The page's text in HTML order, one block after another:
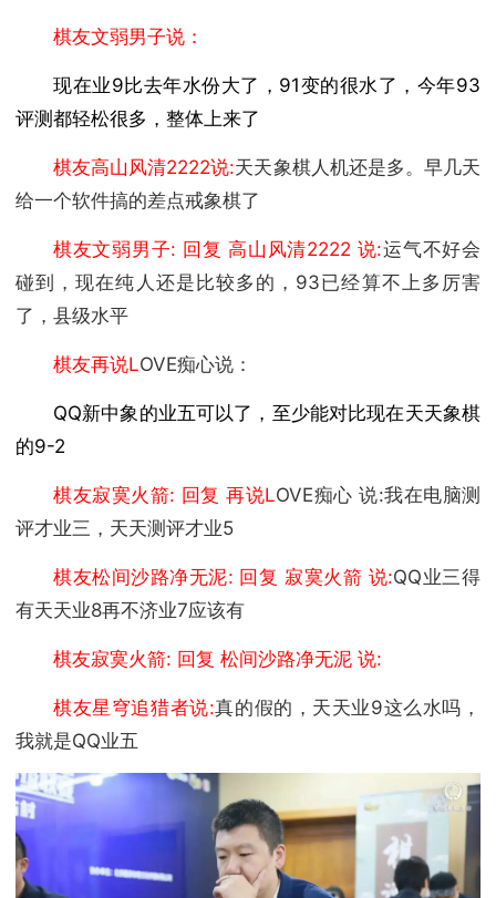
棋友文弱男子说：
现在业9比去年水份大了，91变的很水了，今年93
评测都轻松很多，整体上来了
棋友高山风清2222说:天天象棋人机还是多。早几天
给一个软件搞的差点戒象棋了
棋友文弱男子: 回复 高山风清2222 说:运气不好会
碰到，现在纯人还是比较多的，93已经算不上多厉害
了，县级水平
棋友再说LOVE痴心说：
QQ新中象的业五可以了，至少能对比现在天天象棋
的9-2
棋友寂寞火箭: 回复 再说LOVE痴心 说:我在电脑测
评才业三，天天测评才业5
棋友松间沙路净无泥: 回复 寂寞火箭 说:QQ业三得
有天天业8再不济业7应该有
棋友寂寞火箭: 回复 松间沙路净无泥 说:
棋友星穹追猎者说:真的假的，天天业9这么水吗，
我就是QQ业五